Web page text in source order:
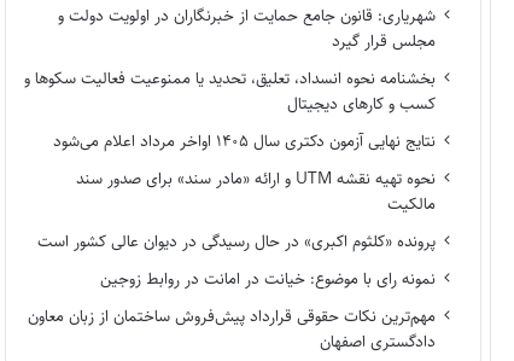
شهریاری: قانون جامع حمایت از خبرنگاران در اولویت دولت و
مجلس قرار گیرد
بخشنامه نحوه انسداد، تعلیق، تحدید یا ممنوعیت فعالیت سکوها و
کسب و کارهای دیجیتال
نتایج نهایی آزمون دکتری سال ۱۴۰۵ اواخر مرداد اعلام می‌شود
نحوه تهیه نقشه UTM و ارائه «مادر سند» برای صدور سند
مالکیت
پرونده «کلثوم اکبری» در حال رسیدگی در دیوان عالی کشور است
نمونه رای با موضوع: خیانت در امانت در روابط زوجین
مهم‌ترین نکات حقوقی قرارداد پیش‌فروش ساختمان از زبان معاون
دادگستری اصفهان